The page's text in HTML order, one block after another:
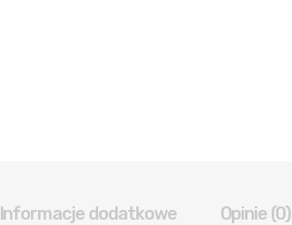
Informacje dodatkowe Opinie (0)